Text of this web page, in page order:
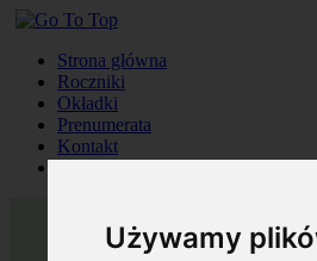
Używamy
Strona główna
Roczniki
Okładki
Prenumerata
Kontakt